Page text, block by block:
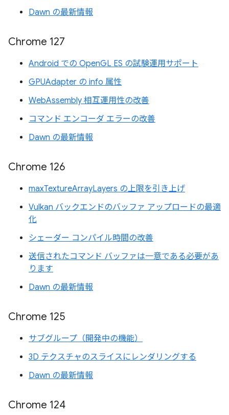
Dawn の最新情報
Chrome 127
Android での OpenGL ES の試験運用サポート
GPUAdapter の info 属性
WebAssembly 相互運用性の改善
コマンド エンコーダ エラーの改善
Dawn の最新情報
Chrome 126
maxTextureArrayLayers の上限を引き上げ
Vulkan バックエンドのバッファ アップロードの最適
化
シェーダー コンパイル時間の改善
送信されたコマンド バッファは一意である必要があ
ります
Dawn の最新情報
Chrome 125
サブグループ（開発中の機能）
3D テクスチャのスライスにレンダリングする
Dawn の最新情報
Chrome 124